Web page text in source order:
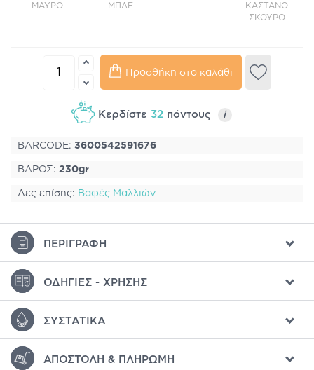
ΜΑΎΡΟ
ΜΠΛΕ
ΚΑΣΤΑΝΌ
ΣΚΟΎΡΟ
Προσθήκη στο καλάθι
Κερδίστε 32 πόντους i
BARCODE: 3600542591676
ΒΑΡΟΣ: 230gr
Δες επίσης: Βαφές Μαλλιών
ΠΕΡΙΓΡΑΦΉ
ΟΔΗΓΊΕΣ - ΧΡΉΣΗΣ
ΣΥΣΤΑΤΙΚΆ
ΑΠΟΣΤΟΛΉ & ΠΛΗΡΩΜΉ